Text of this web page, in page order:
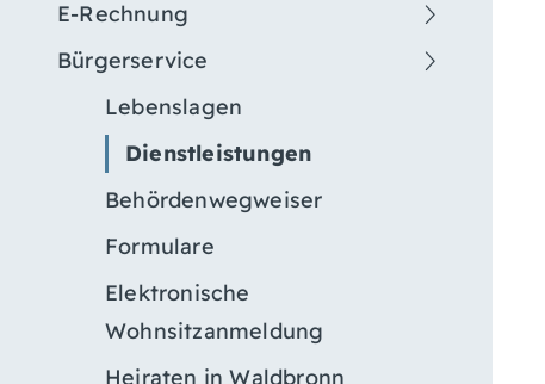
E-Rechnung
Bürgerservice
Lebenslagen
Dienstleistungen
Behördenwegweiser
Formulare
Elektronische
Wohnsitzanmeldung
Heiraten in Waldbronn